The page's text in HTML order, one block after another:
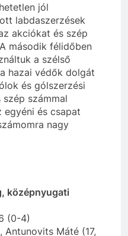
jól
labdaszerzések
akciókat és szép
második félidőben
a szélső
hazai védők dolgát
és gólszerzési
számmal
és csapat
nagy
középnyugati
(0-4)
Antunovits Máté (17,